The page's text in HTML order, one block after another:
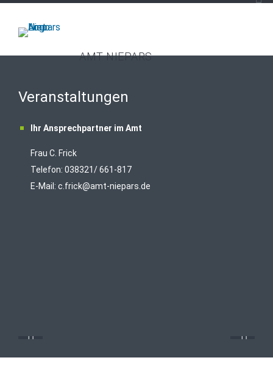
AMT NIEPARS
Veranstaltungen
Ihr Ansprechpartner im Amt
Frau C. Frick
Telefon: 038321/ 661-817
E-Mail: c.frick@amt-niepars.de